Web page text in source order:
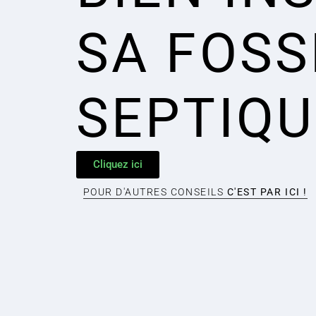
SA
Cliquez ici
POUR D'AUTRES CONSEILS C'EST PAR ICI !